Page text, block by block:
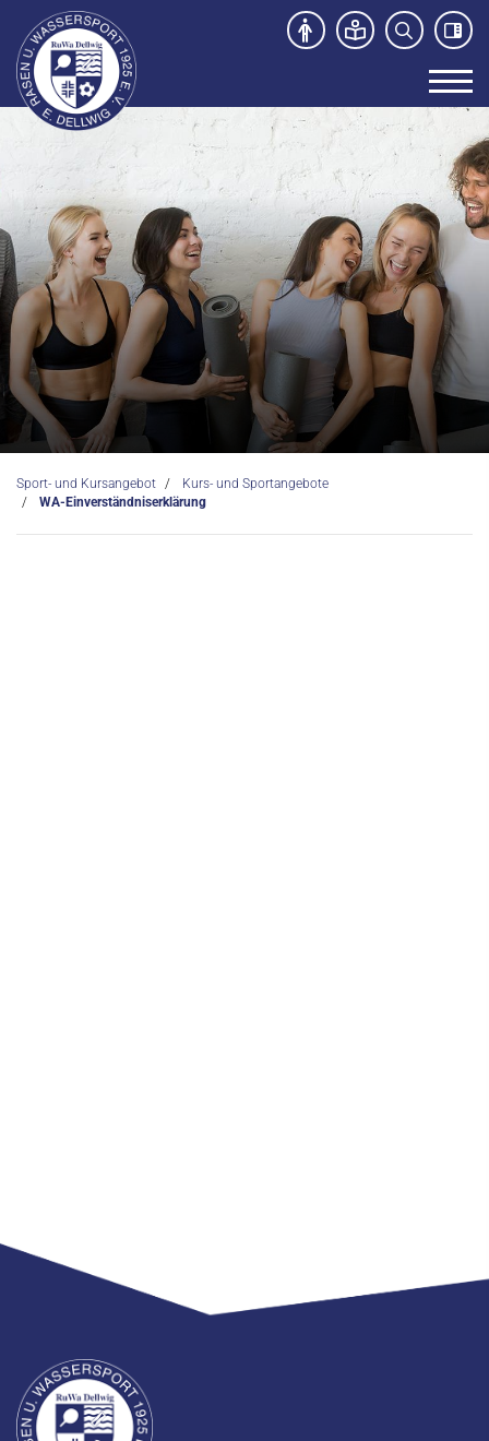
Sport- und Kursangebot
Kurs- und Sportangebote
WA-Einverständniserklärung
Unser Verein
News
Sport- und Kursangebot
Kurs- und Sportangebote
Schwimmkurse
Kursprogramm
Kooperationen
Freibad